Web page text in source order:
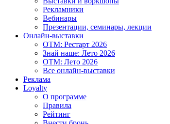
Рекламники
Вебинары
Презентации, семинары, лекции
Онлайн-выставки
OTM: Рестарт 2026
Знай наше: Лето 2026
OTM: Лето 2026
Все онлайн-выставки
Реклама
Loyalty
О программе
Правила
Рейтинг